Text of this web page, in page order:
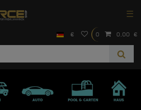
☰
€ 0 0,00 €